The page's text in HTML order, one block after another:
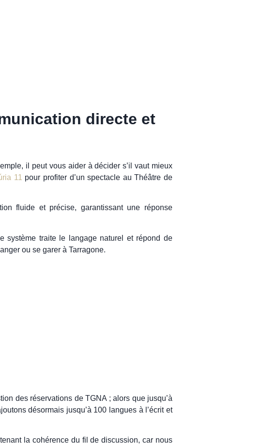
directe et
il peut vous aider à décider s’il vaut mieux
11
pour profiter d’un spectacle au Théâtre de
fluide et précise, garantissant une réponse
système traite le langage naturel et répond de
ou se garer à Tarragone.
des réservations de TGNA ; alors que jusqu’à
désormais jusqu’à 100 langues à l’écrit et
la cohérence du fil de discussion, car nous